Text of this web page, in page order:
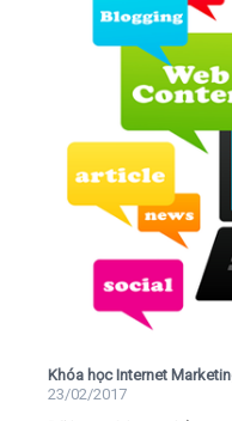
Khóa học Internet
23/02/2017